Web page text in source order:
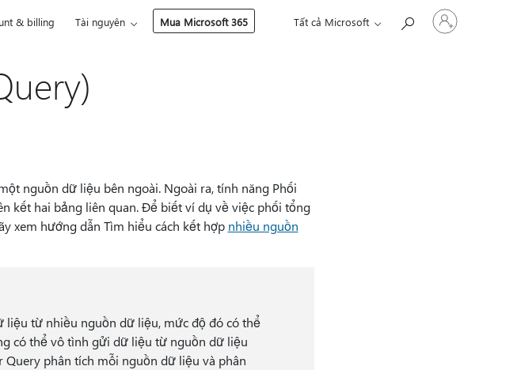
& billing Tài nguyên Mua Microsoft 365 Tất cả Microsoft
Đăng
nhập
nguồn dữ liệu bên ngoài. Ngoài ra, tính năng Phối
kết hai bảng liên quan. Để biết ví dụ về việc phối tổng
xem hướng dẫn Tìm hiểu cách kết hợp nhiều nguồn
từ nhiều nguồn dữ liệu, mức độ đó có thể
có thể vô tình gửi dữ liệu từ nguồn dữ liệu
phân tích mỗi nguồn dữ liệu và phân